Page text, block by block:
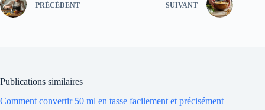
PRÉCÉDENT SUIVANT
Publications similaires
Comment convertir 50 ml en tasse facilement et précisément